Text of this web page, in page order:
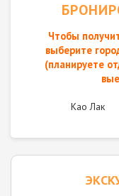
Чтобы
выберите
(планируете
Као Лак